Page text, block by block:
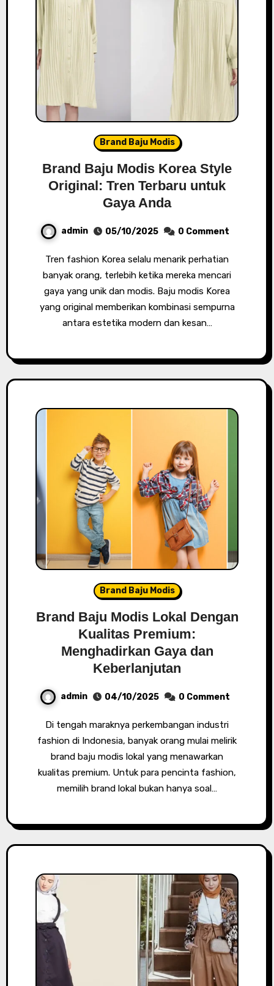
Brand Baju Modis
Brand Baju Modis Korea Style
Original: Tren Terbaru untuk
Gaya Anda
admin 05/10/2025 0 Comment
Tren fashion Korea selalu menarik perhatian
banyak orang, terlebih ketika mereka mencari
gaya yang unik dan modis. Baju modis Korea
yang original memberikan kombinasi sempurna
antara estetika modern dan kesan…
Brand Baju Modis
Brand Baju Modis Lokal Dengan
Kualitas Premium:
Menghadirkan Gaya dan
Keberlanjutan
admin 04/10/2025 0 Comment
Di tengah maraknya perkembangan industri
fashion di Indonesia, banyak orang mulai melirik
brand baju modis lokal yang menawarkan
kualitas premium. Untuk para pencinta fashion,
memilih brand lokal bukan hanya soal…